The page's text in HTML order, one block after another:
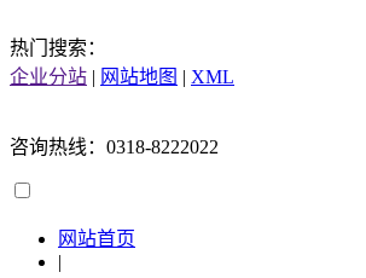
热门搜索：
企业分站 | 网站地图 | XML
咨询热线：0318-8222022
网站首页
|